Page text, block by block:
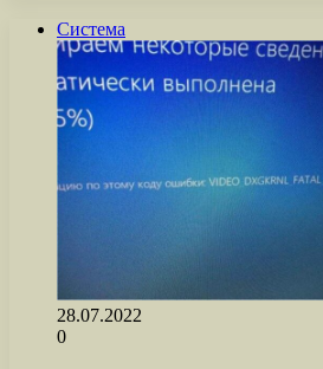
Система
28.07.2022
0